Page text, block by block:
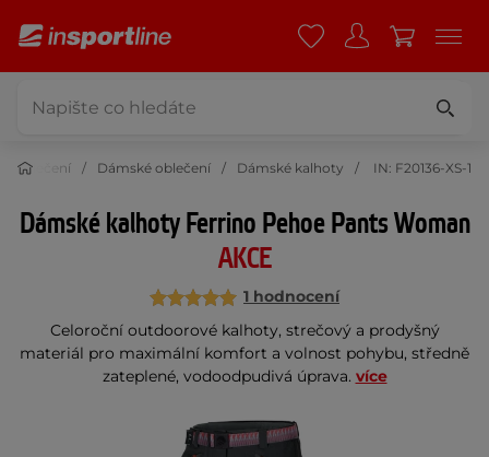
Oblečení Dámské oblečení Dámské kalhoty IN: F20136-XS-1
Dámské kalhoty Ferrino Pehoe Pants Woman
AKCE
1 hodnocení
Celoroční outdoorové kalhoty, strečový a prodyšný
materiál pro maximální komfort a volnost pohybu, středně
zateplené, vodoodpudivá úprava. více